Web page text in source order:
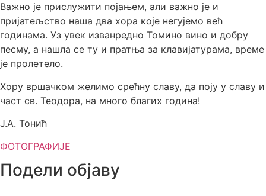
Важно је прислужити појањем, али важно је и
пријатељство наша два хора које негујемо већ
годинама. Уз увек изванредно Томино вино и добру
песму, а нашла се ту и пратња за клавијатурама, време
је пролетело.
Хору вршачком желимо срећну славу, да поју у славу и
част св. Теодора, на много благих година!
Ј.А. Тонић
ФОТОГРАФИЈЕ
Подели објаву